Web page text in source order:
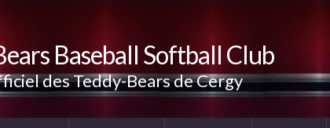
Baseball Softball Club
des Teddy-Bears de Cergy